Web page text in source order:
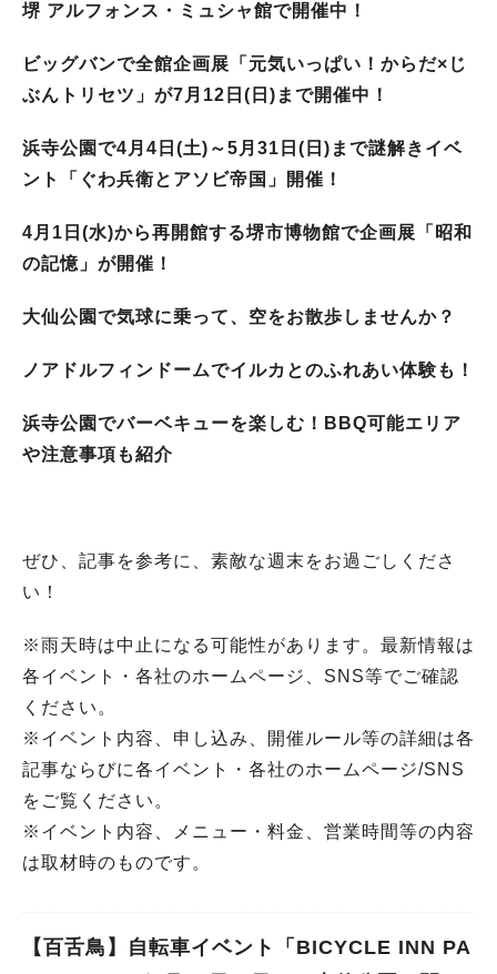
堺 アルフォンス・ミュシャ館で開催中！
ビッグバンで全館企画展「元気いっぱい！からだ×じ
ぶんトリセツ」が7月12日(日)まで開催中！
浜寺公園で4月4日(土)～5月31日(日)まで謎解きイベ
ント「ぐわ兵衛とアソビ帝国」開催！
4月1日(水)から再開館する堺市博物館で企画展「昭和
の記憶」が開催！
大仙公園で気球に乗って、空をお散歩しませんか？
ノアドルフィンドームでイルカとのふれあい体験も！
浜寺公園でバーベキューを楽しむ！BBQ可能エリア
や注意事項も紹介
ぜひ、記事を参考に、素敵な週末をお過ごしくださ
い！
※雨天時は中止になる可能性があります。最新情報は
各イベント・各社のホームページ、SNS等でご確認
ください。
※イベント内容、申し込み、開催ルール等の詳細は各
記事ならびに各イベント・各社のホームページ/SNS
をご覧ください。
※イベント内容、メニュー・料金、営業時間等の内容
は取材時のものです。
【百舌鳥】自転車イベント「BICYCLE INN PA